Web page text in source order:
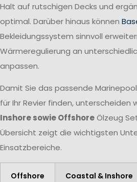
Halt auf rutschigen Decks und
optimal. Darüber hinaus können
Bekleidungssystem sinnvoll
Wärmeregulierung an
anpassen.
Damit Sie das passende
für Ihr Revier finden, unterscheiden
Inshore sowie OffshoreÖlzeug
Übersicht zeigt die wichtigsten
Einsatzbereiche.
Offshore Coastal & Inshore